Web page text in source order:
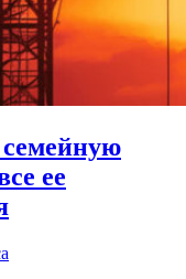
ее